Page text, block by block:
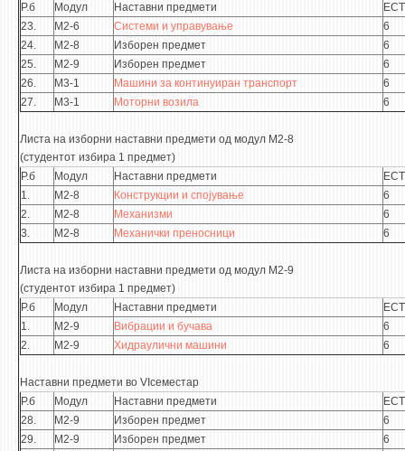
Р.б
Модул Наставни предмети
23.
М2-6 Системи и управување
6
24.
М2-8 Изборен предмет
6
25.
М2-9 Изборен предмет
6
26.
М3-1 Машини за континуиран транспорт
6
27.
М3-1 Моторни возила 6
Листа на изборни наставни предмети од модул М2-8
(студентот избира 1 предмет)
Р.б
Модул Наставни предмети
1.
М2-8 Конструкции и спојување
6
2.
М2-8 Механизми
6
3.
М2-8 Механички преносници 6
Листа на изборни наставни предмети од модул М2-9
(студентот избира 1 предмет)
Р.б
Модул Наставни предмети
1.
М2-9 Вибрации и бучава
6
2.
М2-9 Хидраулични машини 6
Наставни предмети во VIсеместар
Р.б
Модул Наставни предмети
28.
М2-9 Изборен предмет
6
29.
М2-9 Изборен предмет
6